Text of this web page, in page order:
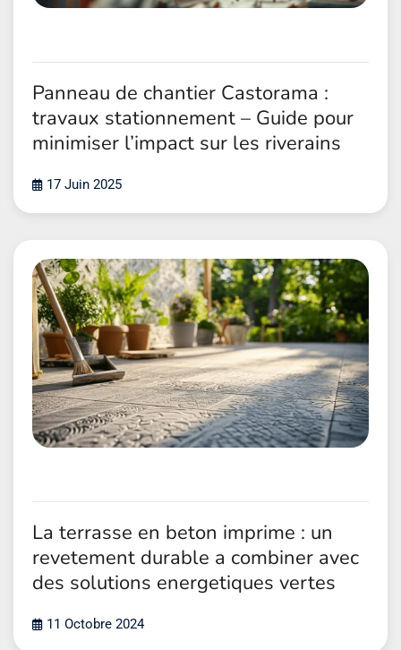
Panneau de chantier Castorama :
travaux stationnement – Guide pour
minimiser l’impact sur les riverains
17 Juin 2025
La terrasse en beton imprime : un
revetement durable a combiner avec
des solutions energetiques vertes
11 Octobre 2024